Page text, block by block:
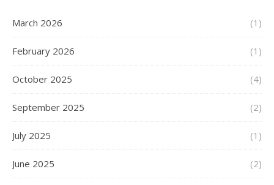
March 2026 (1)
February 2026 (1)
October 2025 (4)
September 2025 (2)
July 2025 (1)
June 2025 (2)